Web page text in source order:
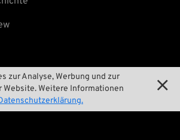
zur Analyse, Werbung und zur
Website. Weitere Informationen
